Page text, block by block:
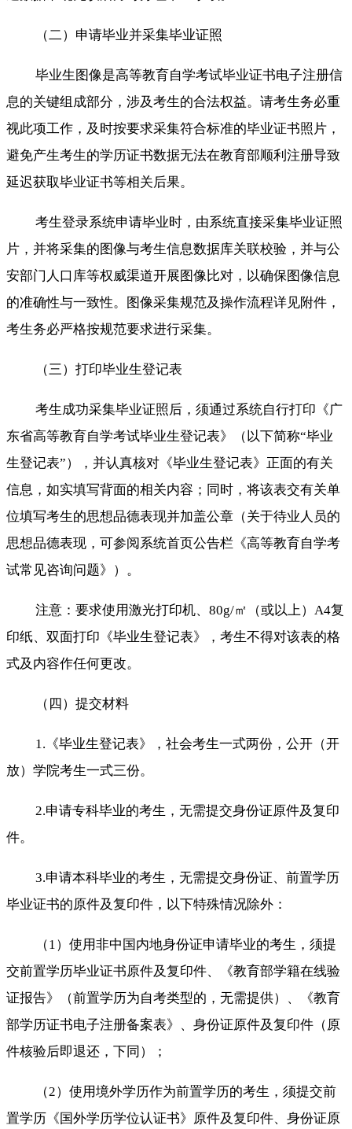
（二）申请毕业并采集毕业证照
毕业生图像是高等教育自学考试毕业证书电子注册信
息的关键组成部分，涉及考生的合法权益。请考生务必重
视此项工作，及时按要求采集符合标准的毕业证书照片，
避免产生考生的学历证书数据无法在教育部顺利注册导致
延迟获取毕业证书等相关后果。
考生登录系统申请毕业时，由系统直接采集毕业证照
片，并将采集的图像与考生信息数据库关联校验，并与公
安部门人口库等权威渠道开展图像比对，以确保图像信息
的准确性与一致性。图像采集规范及操作流程详见附件，
考生务必严格按规范要求进行采集。
（三）打印毕业生登记表
考生成功采集毕业证照后，须通过系统自行打印《广
东省高等教育自学考试毕业生登记表》（以下简称“毕业
生登记表”），并认真核对《毕业生登记表》正面的有关
信息，如实填写背面的相关内容；同时，将该表交有关单
位填写考生的思想品德表现并加盖公章（关于待业人员的
思想品德表现，可参阅系统首页公告栏《高等教育自学考
试常见咨询问题》）。
注意：要求使用激光打印机、80g/㎡（或以上）A4复
印纸、双面打印《毕业生登记表》，考生不得对该表的格
式及内容作任何更改。
（四）提交材料
1.《毕业生登记表》，社会考生一式两份，公开（开
放）学院考生一式三份。
2.申请专科毕业的考生，无需提交身份证原件及复印
件。
3.申请本科毕业的考生，无需提交身份证、前置学历
毕业证书的原件及复印件，以下特殊情况除外：
（1）使用非中国内地身份证申请毕业的考生，须提
交前置学历毕业证书原件及复印件、《教育部学籍在线验
证报告》（前置学历为自考类型的，无需提供）、《教育
部学历证书电子注册备案表》、身份证原件及复印件（原
件核验后即退还，下同）；
（2）使用境外学历作为前置学历的考生，须提交前
置学历《国外学历学位认证书》原件及复印件、身份证原